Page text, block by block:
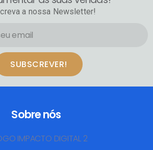
a nossa Newsletter!
SUBSCREVER!
Sobre nós